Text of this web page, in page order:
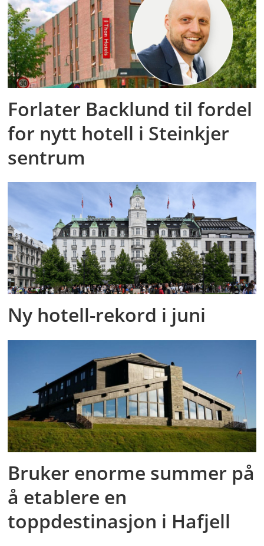
Forlater Backlund til fordel
for nytt hotell i Steinkjer
sentrum
Ny hotell-rekord i juni
Bruker enorme summer på
å etablere en
toppdestinasjon i Hafjell